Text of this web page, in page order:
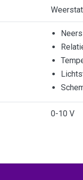
0-10 V